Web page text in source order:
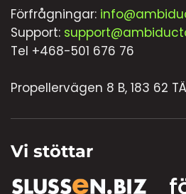
Förfrågningar:
Support:
Tel +468-501 676 76
Propellervägen 8 B, 183 62
Vi stöttar